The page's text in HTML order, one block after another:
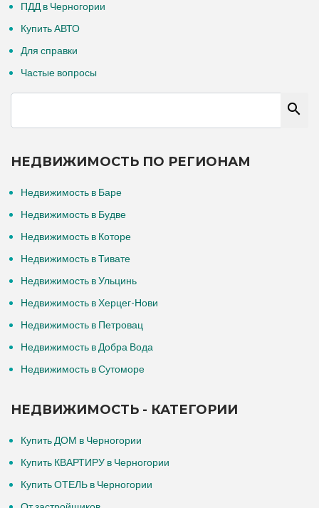
ПДД в Черногории
Купить АВТО
Для справки
Частые вопросы
НЕДВИЖИМОСТЬ ПО РЕГИОНАМ
Недвижимость в Баре
Недвижимость в Будве
Недвижимость в Которе
Недвижимость в Тивате
Недвижимость в Ульцинь
Недвижимость в Херцег-Нови
Недвижимость в Петровац
Недвижимость в Добра Вода
Недвижимость в Сутоморе
НЕДВИЖИМОСТЬ - КАТЕГОРИИ
Купить ДОМ в Черногории
Купить КВАРТИРУ в Черногории
Купить ОТЕЛЬ в Черногории